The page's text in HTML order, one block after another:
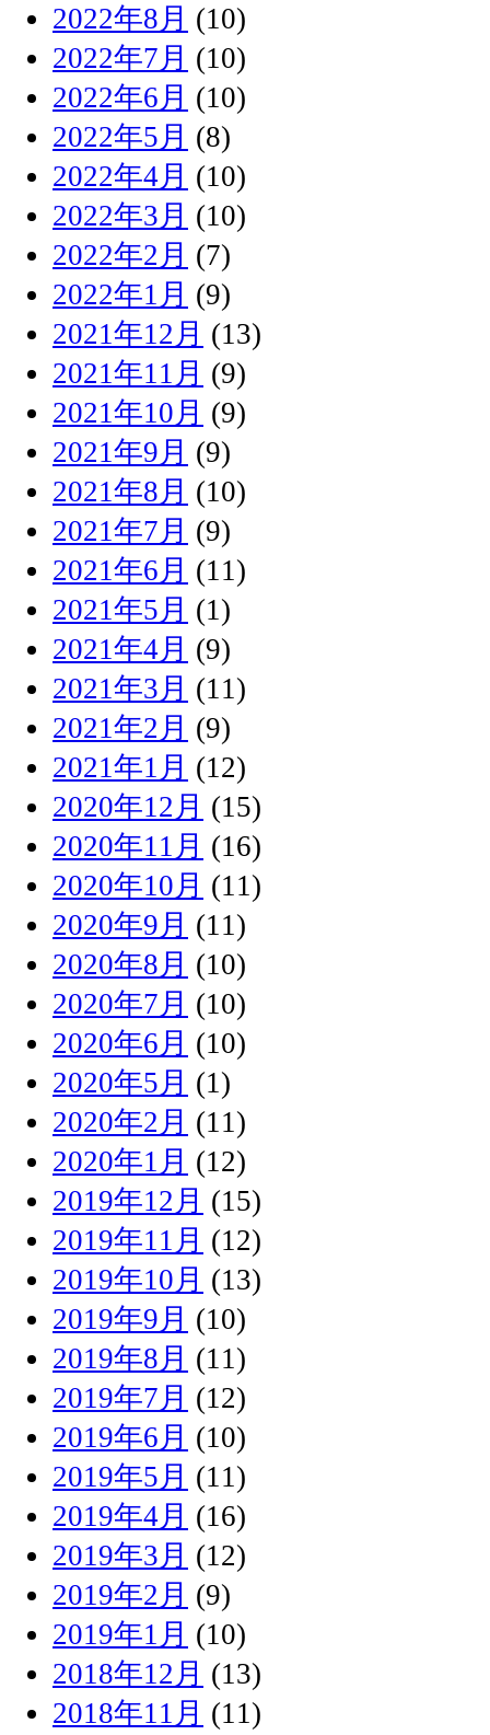
2022年8月 (10)
2022年7月 (10)
2022年6月 (10)
2022年5月 (8)
2022年4月 (10)
2022年3月 (10)
2022年2月 (7)
2022年1月 (9)
2021年12月 (13)
2021年11月 (9)
2021年10月 (9)
2021年9月 (9)
2021年8月 (10)
2021年7月 (9)
2021年6月 (11)
2021年5月 (1)
2021年4月 (9)
2021年3月 (11)
2021年2月 (9)
2021年1月 (12)
2020年12月 (15)
2020年11月 (16)
2020年10月 (11)
2020年9月 (11)
2020年8月 (10)
2020年7月 (10)
2020年6月 (10)
2020年5月 (1)
2020年2月 (11)
2020年1月 (12)
2019年12月 (15)
2019年11月 (12)
2019年10月 (13)
2019年9月 (10)
2019年8月 (11)
2019年7月 (12)
2019年6月 (10)
2019年5月 (11)
2019年4月 (16)
2019年3月 (12)
2019年2月 (9)
2019年1月 (10)
2018年12月 (13)
2018年11月 (11)